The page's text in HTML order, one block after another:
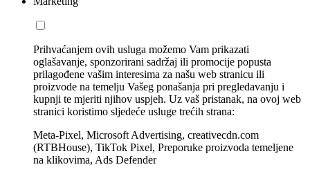
Prihvaćanjem ovih usluga možemo Vam prikazati
oglašavanje, sponzorirani sadržaj ili promocije popusta
prilagođene vašim interesima za našu web stranicu ili
proizvode na temelju Vašeg ponašanja pri pregledavanju i
kupnji te mjeriti njihov uspjeh. Uz vaš pristanak, na ovoj web
stranici koristimo sljedeće usluge trećih strana:
Meta-Pixel, Microsoft Advertising, creativecdn.com
(RTBHouse), TikTok Pixel, Preporuke proizvoda temeljene
na klikovima, Ads Defender